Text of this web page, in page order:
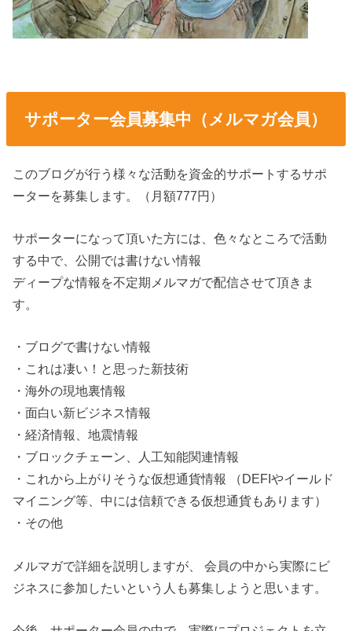
サポーター会員募集中（メルマガ会員）
このブログが行う様々な活動を資金的サポートするサポ
ーターを募集します。（月額777円）
サポーターになって頂いた方には、色々なところで活動
する中で、公開では書けない情報
ディープな情報を不定期メルマガで配信させて頂きま
す。
・ブログで書けない情報
・これは凄い！と思った新技術
・海外の現地裏情報
・面白い新ビジネス情報
・経済情報、地震情報
・ブロックチェーン、人工知能関連情報
・これから上がりそうな仮想通貨情報 （DEFIやイールド
マイニング等、中には信頼できる仮想通貨もあります）
・その他
メルマガで詳細を説明しますが、 会員の中から実際にビ
ジネスに参加したいという人も募集しようと思います。